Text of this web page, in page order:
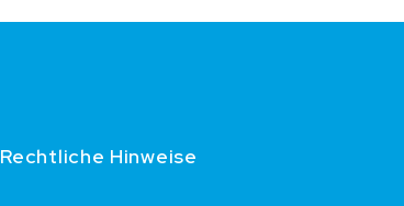
Rechtliche Hinweise